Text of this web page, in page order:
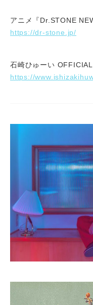
アニメ『Dr.STONE
https://dr-stone.jp/
石崎ひゅーい
https://